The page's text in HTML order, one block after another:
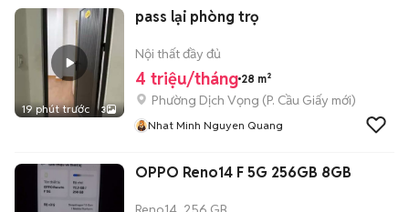
19 phút trước 3
pass lại phòng trọ
Nội thất đầy đủ
4 triệu/tháng 28 m²
Phường Dịch Vọng (P. Cầu Giấy mới)
Nhat Minh Nguyen Quang
OPPO Reno14 F 5G 256GB 8GB